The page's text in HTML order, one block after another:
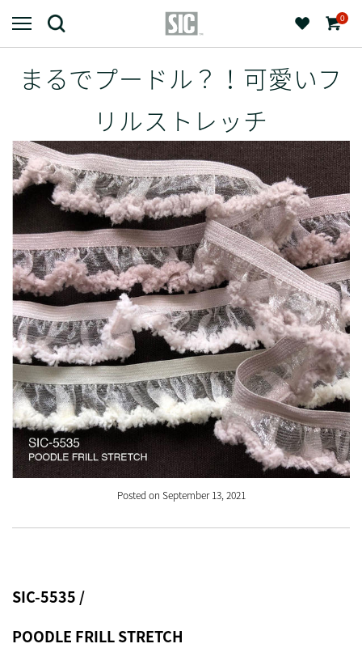
0
まるでプードル？！可愛いフ
リルストレッチ
Posted on September 13, 2021
SIC-5535 /
POODLE FRILL STRETCH